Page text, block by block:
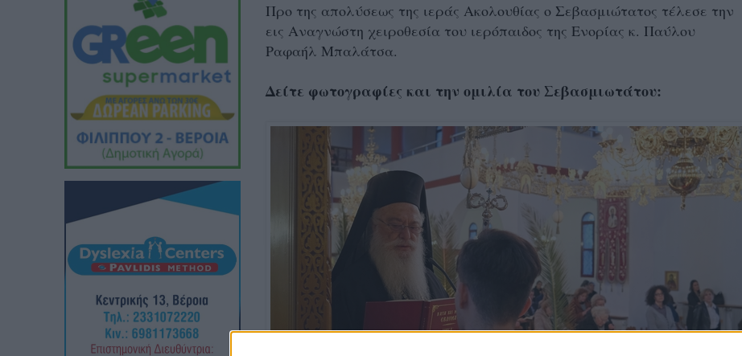
Προ της απολύσεως της ιεράς Ακολουθίας ο Σεβασμιώτατος τέλεσε την
εις Αναγνώστη χειροθεσία του ιερόπαιδος της Ενορίας κ. Παύλου
Ραφαήλ Μπαλάτσα.
Δείτε φωτογραφίες και την ομιλία του Σεβασμιωτάτου: